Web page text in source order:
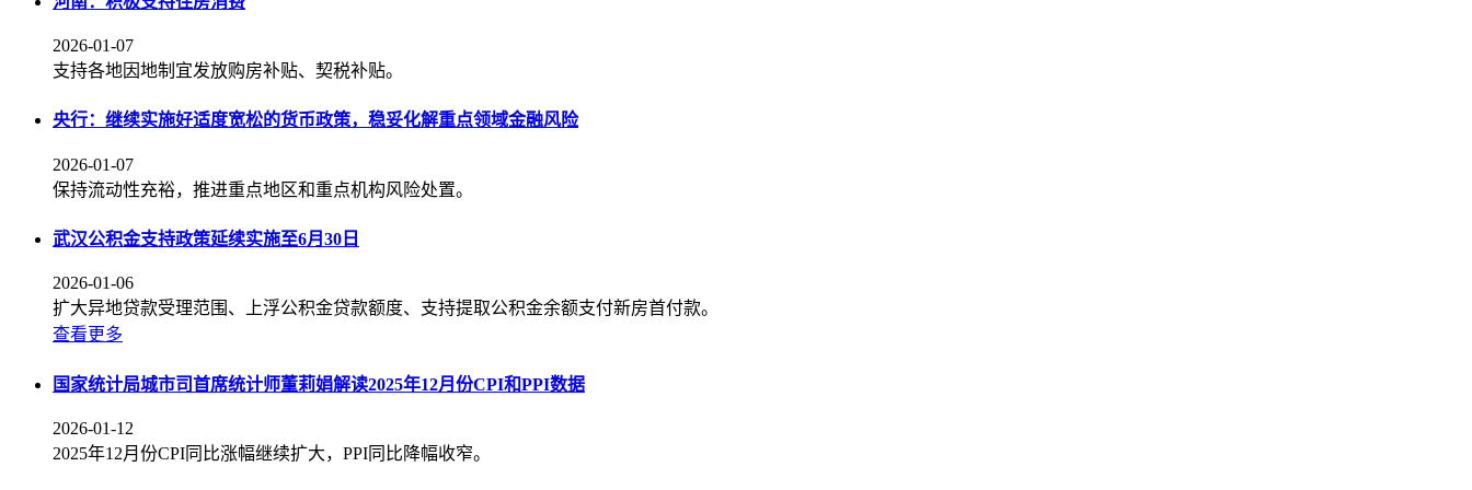
2026-01-07
支持各地因地制宜发放购房补贴、契税补贴。
央行：继续实施好适度宽松的货币政策，稳妥化解重点领域金融风险
2026-01-07
保持流动性充裕，推进重点地区和重点机构风险处置。
武汉公积金支持政策延续实施至6月30日
2026-01-06
扩大异地贷款受理范围、上浮公积金贷款额度、支持提取公积金余额支付新房首付款。
查看更多
国家统计局城市司首席统计师董莉娟解读2025年12月份CPI和PPI数据
2026-01-12
2025年12月份CPI同比涨幅继续扩大，PPI同比降幅收窄。